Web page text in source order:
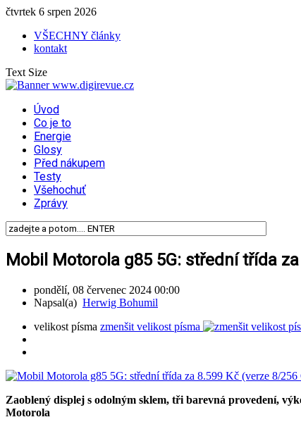
čtvrtek 6 srpen 2026
VŠECHNY články
kontakt
Text Size
Úvod
Co je to
Energie
Glosy
Před nákupem
Testy
Všehochuť
Zprávy
Mobil Motorola g85 5G: střední třída
pondělí, 08 červenec 2024 00:00
Napsal(a) Herwig Bohumil
velikost písma zmenšit velikost písma
Zaoblený displej s odolným sklem, tři barevná provedení,
Motorola